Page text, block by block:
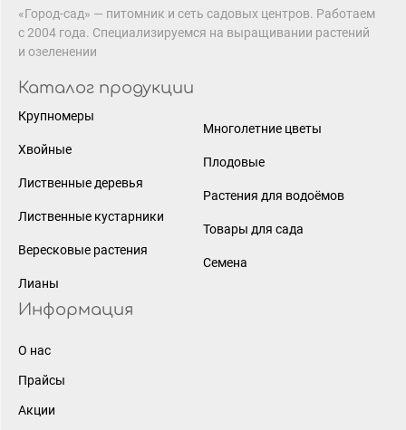
«Город-сад» — питомник и сеть садовых центров. Работаем
с 2004 года. Специализируемся на выращивании растений
и озеленении
Каталог продукции
Крупномеры
Хвойные
Лиственные деревья
Лиственные кустарники
Вересковые растения
Лианы
Многолетние цветы
Плодовые
Растения для водоёмов
Товары для сада
Семена
Информация
О нас
Прайсы
Акции